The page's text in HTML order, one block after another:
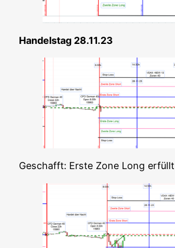
Han­dels­tag 28.11.23
Geschafft: Ers­te Zone Long erfüllt